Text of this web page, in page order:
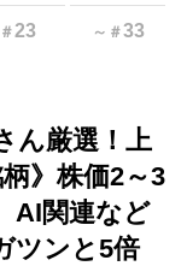
＃23 ～ ＃33
ん厳選！上
》株価2～3
AI関連など
ツンと5倍